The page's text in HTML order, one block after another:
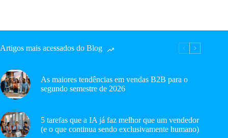
Artigos mais acessados do Blog
As maiores tendências em vendas B2B para o
segundo semestre de 2026
5 tarefas que a IA já faz melhor que um vendedor
(e o que continua sendo exclusivamente humano)